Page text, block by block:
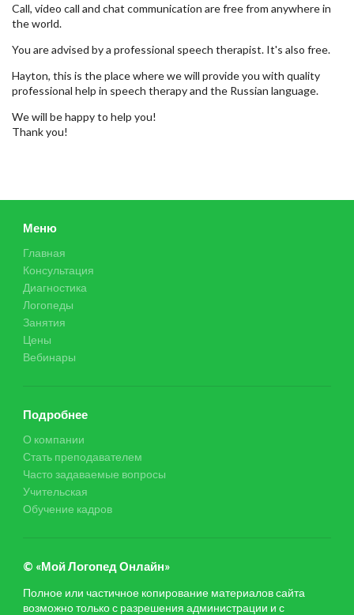
Call, video call and chat communication are free from anywhere in
the world.
You are advised by a professional speech therapist. It's also free.
Hayton, this is the place where we will provide you with quality
professional help in speech therapy and the Russian language.
We will be happy to help you!
Thank you!
Меню
Главная
Консультация
Диагностика
Логопеды
Занятия
Цены
Вебинары
Подробнее
О компании
Стать преподавателем
Часто задаваемые вопросы
Учительская
Обучение кадров
© «Мой Логопед Онлайн»
Полное или частичное копирование материалов сайта
возможно только с разрешения администрации и с